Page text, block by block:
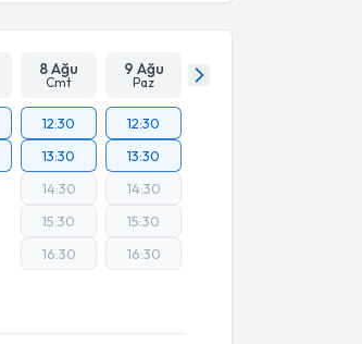
8 Ağu
Cmt
9 Ağu
Paz
12:30
13:30
14:30
15:30
16:30
12:30
13:30
14:30
15:30
16:30